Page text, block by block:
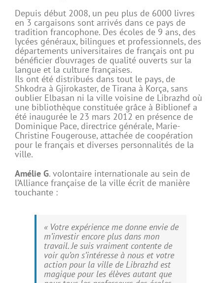
Depuis début 2008, un peu plus de 6000 livres
en 3 cargaisons sont arrivés dans ce pays de
tradition francophone. Des écoles de 9 ans, des
lycées généraux, bilingues et professionnels, des
départements universitaires de français ont pu
bénéficier d’ouvrages de qualité ouverts sur la
langue et la culture françaises.
Ils ont été distribués dans tout le pays, de
Shkodra à Gjirokaster, de Tirana à Korça, sans
oublier Elbasan ni la ville voisine de Librazhd où
une bibliothèque constituée grâce à Biblionef a
été inaugurée le 23 mars 2012 en présence de
Dominique Pace, directrice générale, Marie-
Christine Fougerouse, attachée de coopération
pour le français et diverses personnalités de la
ville.
Amélie G. volontaire internationale au sein de
l’Alliance française de la ville écrit de manière
touchante :
« Votre expérience me donne envie de
m’investir encore plus dans mon
travail. Je suis vraiment contente de
voir qu’on s’intéresse à nous et votre
action pour la ville de Librazhd est
magique pour les élèves autant que